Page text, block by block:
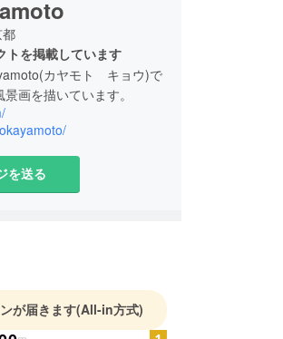
トを掲載しています
カヤモト キョウ)で
画を描いています。
を送る
が届きます(All-in方式)